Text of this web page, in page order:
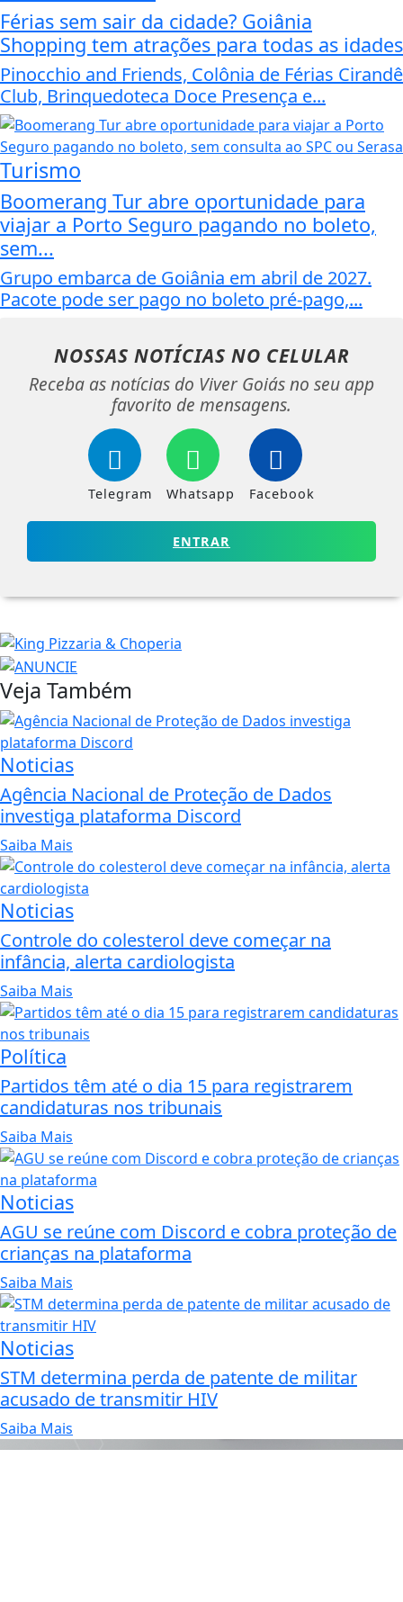
Férias sem sair da cidade? Goiânia
Shopping tem atrações para todas as idades
Pinocchio and Friends, Colônia de Férias Cirandê
Club, Brinquedoteca Doce Presença e...
Turismo
Boomerang Tur abre oportunidade para
viajar a Porto Seguro pagando no boleto,
sem...
Grupo embarca de Goiânia em abril de 2027.
Pacote pode ser pago no boleto pré-pago,...
NOSSAS NOTÍCIAS NO CELULAR
Receba as notícias do Viver Goiás no seu app
favorito de mensagens.
Telegram Whatsapp Facebook
ENTRAR
Veja Também
Noticias
Agência Nacional de Proteção de Dados
investiga plataforma Discord
Saiba Mais
Noticias
Controle do colesterol deve começar na
infância, alerta cardiologista
Saiba Mais
Política
Partidos têm até o dia 15 para registrarem
candidaturas nos tribunais
Saiba Mais
Noticias
AGU se reúne com Discord e cobra proteção de
crianças na plataforma
Saiba Mais
Noticias
STM determina perda de patente de militar
acusado de transmitir HIV
Saiba Mais